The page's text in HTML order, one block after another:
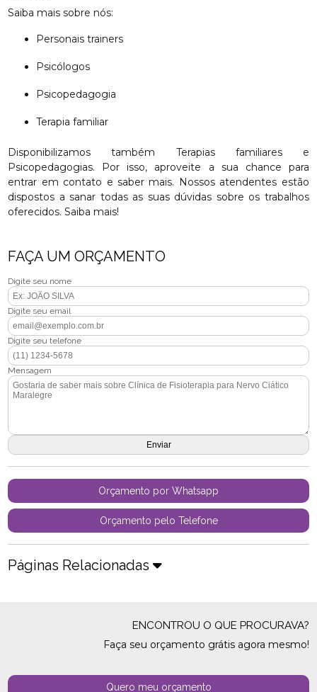
Saiba mais sobre nós:
Personais trainers
Psicólogos
Psicopedagogia
Terapia familiar
Disponibilizamos também Terapias familiares e
Psicopedagogias. Por isso, aproveite a sua chance para
entrar em contato e saber mais. Nossos atendentes estão
dispostos a sanar todas as suas dúvidas sobre os trabalhos
oferecidos. Saiba mais!
FAÇA UM ORÇAMENTO
Digite seu nome
Digite seu email
Digite seu telefone
Mensagem
Orçamento por Whatsapp
Orçamento pelo Telefone
Páginas Relacionadas
ENCONTROU O QUE PROCURAVA?
Faça seu orçamento grátis agora mesmo!
Quero meu orçamento